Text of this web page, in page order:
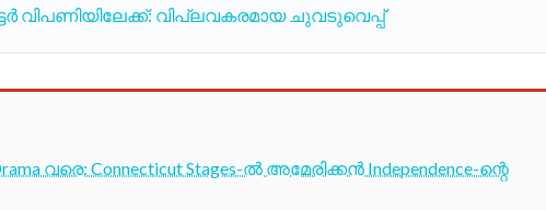
വിപണിയിലേക്ക്: വിപ്ലവകരമായ ചുവടുവെപ്പ്
വരെ: Connecticut Stages-ൽ അമേരിക്കൻ Independence-ന്റെ